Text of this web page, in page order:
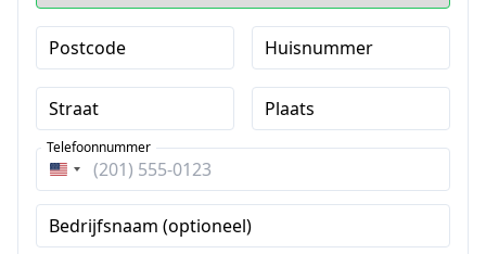
Postcode Huisnummer
Straat Plaats
Verenigde
Staten
+1
Telefoonnummer
Bedrijfsnaam (optioneel)